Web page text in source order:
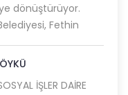
dönüştürüyor.
Fethin
İŞLER DAİRE